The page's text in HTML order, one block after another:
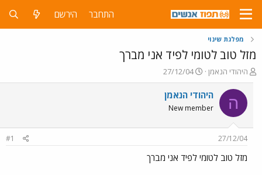
התחבר הירשם
מפלגת שינוי
מזל טוב לטומי לפיד אני מברך
פ
ו
ת
ח
ה
ש
א
היהודי הנאמן
פ
ו
ר
ם
ר
27/12/04
ה היהודי הנאמן
New member
27/12/04
#1
מזל טוב לטומי לפיד אני מברך